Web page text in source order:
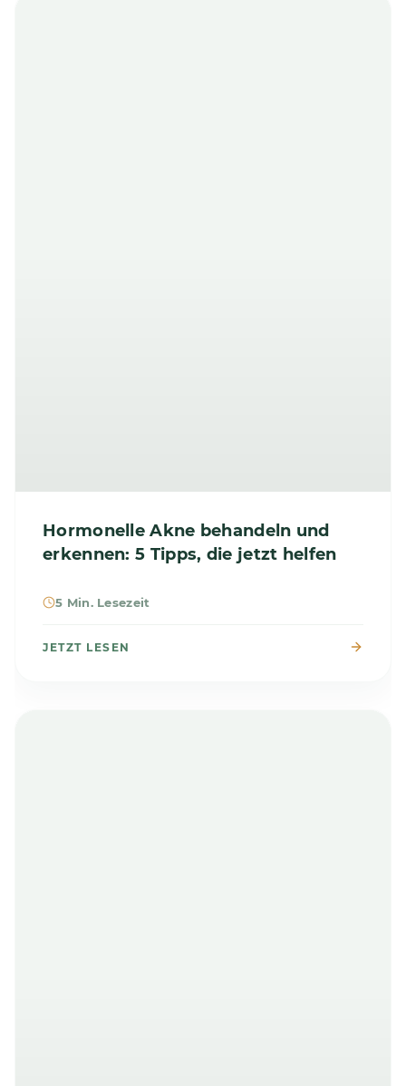
Hormonelle Akne behandeln und
erkennen: 5 Tipps, die jetzt helfen
5 Min. Lesezeit
JETZT LESEN